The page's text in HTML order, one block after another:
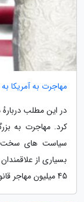
مهاجرت به آمریکا
در این مطلب
کرد. مهاجرت به
سیاست های سخت
بسیاری از
45 میلیون مهاجر قانونی - و تعداد...